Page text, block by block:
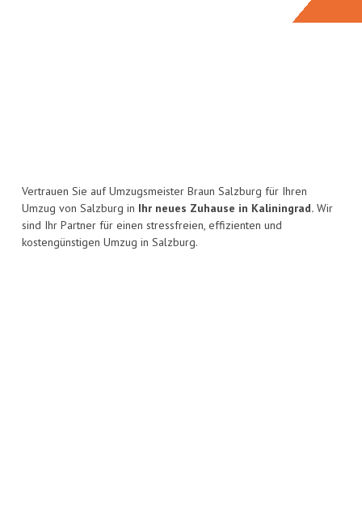
Vertrauen Sie auf Umzugsmeister Braun Salzburg für Ihren
Umzug von Salzburg in Ihr neues Zuhause in Kaliningrad. Wir
sind Ihr Partner für einen stressfreien, effizienten und
kostengünstigen Umzug in Salzburg.